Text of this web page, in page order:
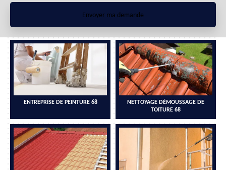
ENTREPRISE DE PEINTURE 68
NETTOYAGE DÉMOUSSAGE DE
TOITURE 68